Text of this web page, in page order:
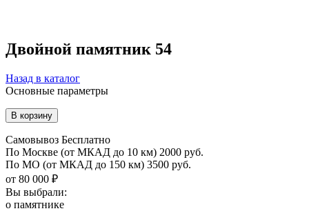
Двойной памятник 54
Назад в каталог
Основные параметры
Самовывоз Бесплатно
По Москве (от МКАД до 10 км) 2000 руб.
По МО (от МКАД до 150 км) 3500 руб.
от 80 000 ₽
Вы выбрали:
о памятнике